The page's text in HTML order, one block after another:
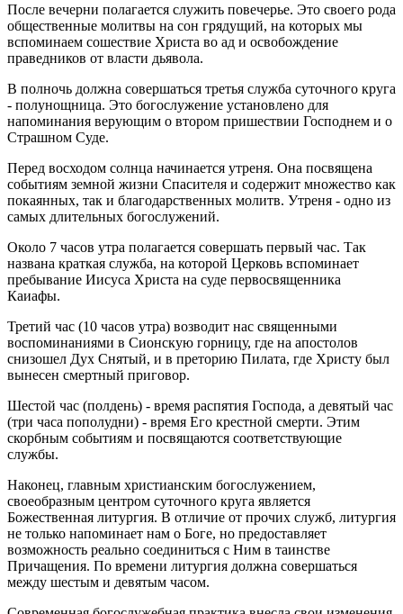
После вечерни полагается служить повечерье. Это своего рода
общественные молитвы на сон грядущий, на которых мы
вспоминаем сошествие Христа во ад и освобождение
праведников от власти дьявола.
В полночь должна совершаться третья служба суточного круга
- полунощница. Это богослужение установлено для
напоминания верующим о втором пришествии Господнем и о
Страшном Суде.
Перед восходом солнца начинается утреня. Она посвящена
событиям земной жизни Спасителя и содержит множество как
покаянных, так и благодарственных молитв. Утреня - одно из
самых длительных богослужений.
Около 7 часов утра полагается совершать первый час. Так
названа краткая служба, на которой Церковь вспоминает
пребывание Иисуса Христа на суде первосвященника
Каиафы.
Третий час (10 часов утра) возводит нас священными
воспоминаниями в Сионскую горницу, где на апостолов
снизошел Дух Снятый, и в преторию Пилата, где Христу был
вынесен смертный приговор.
Шестой час (полдень) - время распятия Господа, а девятый час
(три часа пополудни) - время Его крестной смерти. Этим
скорбным событиям и посвящаются соответствующие
службы.
Наконец, главным христианским богослужением,
своеобразным центром суточного круга является
Божественная литургия. В отличие от прочих служб, литургия
не только напоминает нам о Боге, но предоставляет
возможность реально соединиться с Ним в таинстве
Причащения. По времени литургия должна совершаться
между шестым и девятым часом.